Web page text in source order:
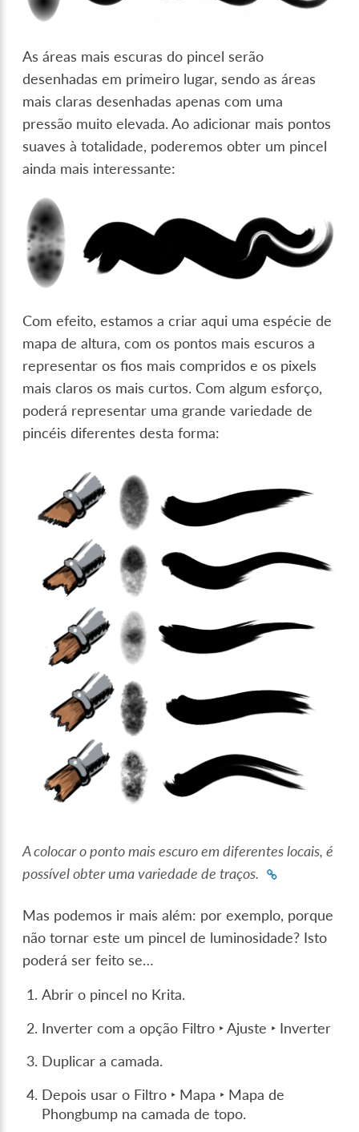
As áreas mais escuras do pincel serão
desenhadas em primeiro lugar, sendo as áreas
mais claras desenhadas apenas com uma
pressão muito elevada. Ao adicionar mais pontos
suaves à totalidade, poderemos obter um pincel
ainda mais interessante:
Com efeito, estamos a criar aqui uma espécie de
mapa de altura, com os pontos mais escuros a
representar os fios mais compridos e os pixels
mais claros os mais curtos. Com algum esforço,
poderá representar uma grande variedade de
pincéis diferentes desta forma:
A colocar o ponto mais escuro em diferentes locais, é
possível obter uma variedade de traços.
Mas podemos ir mais além: por exemplo, porque
não tornar este um pincel de luminosidade? Isto
poderá ser feito se…
Abrir o pincel no Krita.
Inverter com a opção Filtro ‣ Ajuste ‣ Inverter
Duplicar a camada.
Depois usar o Filtro ‣ Mapa ‣ Mapa de
Phongbump na camada de topo.